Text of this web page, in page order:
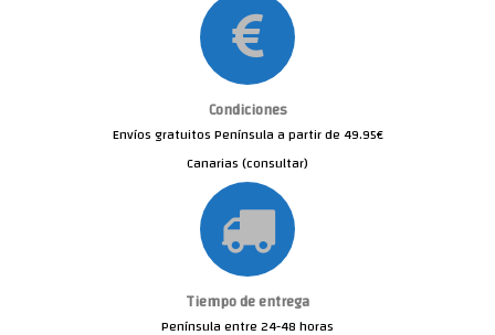
Condiciones
Envíos gratuitos Península a partir de 49.95€
Canarias (consultar)
Tiempo de entrega
Península entre 24-48 horas